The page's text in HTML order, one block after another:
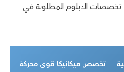
تخصصات الدبلوم المطلوبة في
تخصص ميكانيكا قوى محركة